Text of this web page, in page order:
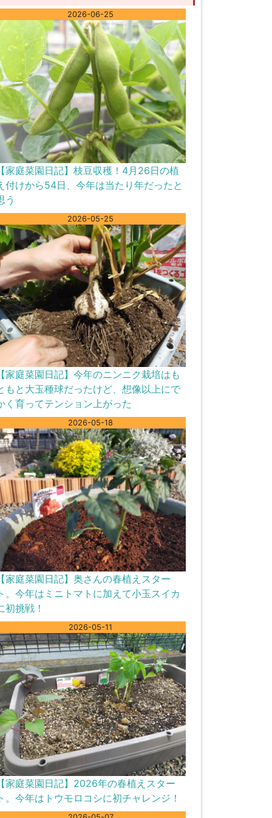
2026-06-25
家庭菜園日記】枝豆収穫！4月26日の植
付けから54日、今年は当たり年だったと
う
2026-05-25
家庭菜園日記】今年のニンニク栽培はも
もと大玉種球だったけど、想像以上にで
く育ってテンション上がった
2026-05-18
家庭菜園日記】奥さんの春植えスター
。今年はミニトマトに加えて小玉スイカ
初挑戦！
2026-05-11
家庭菜園日記】2026年の春植えスター
。今年はトウモロコシに初チャレンジ！